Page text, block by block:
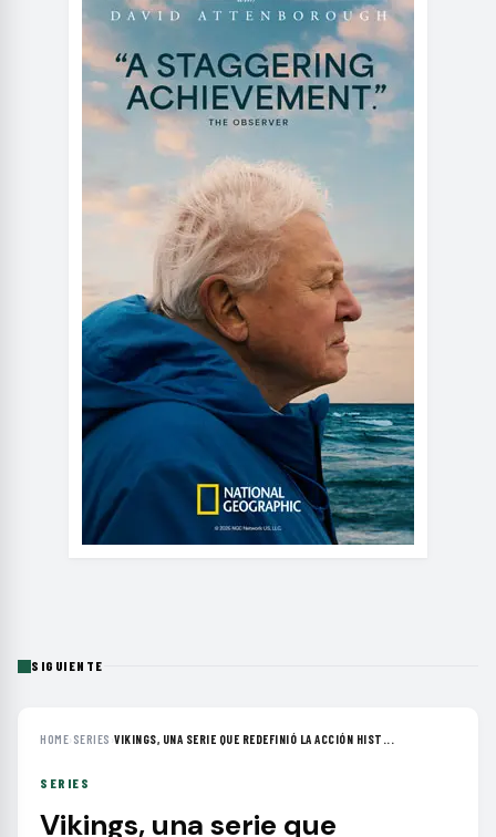
SIGUIENTE
HOME› SERIES ›VIKINGS, UNA SERIE QUE REDEFINIÓ LA ACCIÓN HIST...
SERIES
Vikings, una serie que